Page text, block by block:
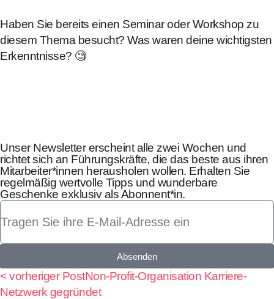
Haben Sie bereits einen Seminar oder Workshop zu
diesem Thema besucht? Was waren deine wichtigsten
Erkenntnisse? 🧐
Unser Newsletter erscheint alle zwei Wochen und
richtet sich an Führungskräfte, die das beste aus ihren
Mitarbeiter*innen herausholen wollen. Erhalten Sie
regelmäßig wertvolle Tipps und wunderbare
Geschenke exklusiv als Abonnent*in.
Absenden
< vorheriger PostNon-Profit-Organisation Karriere-
Netzwerk gegründet